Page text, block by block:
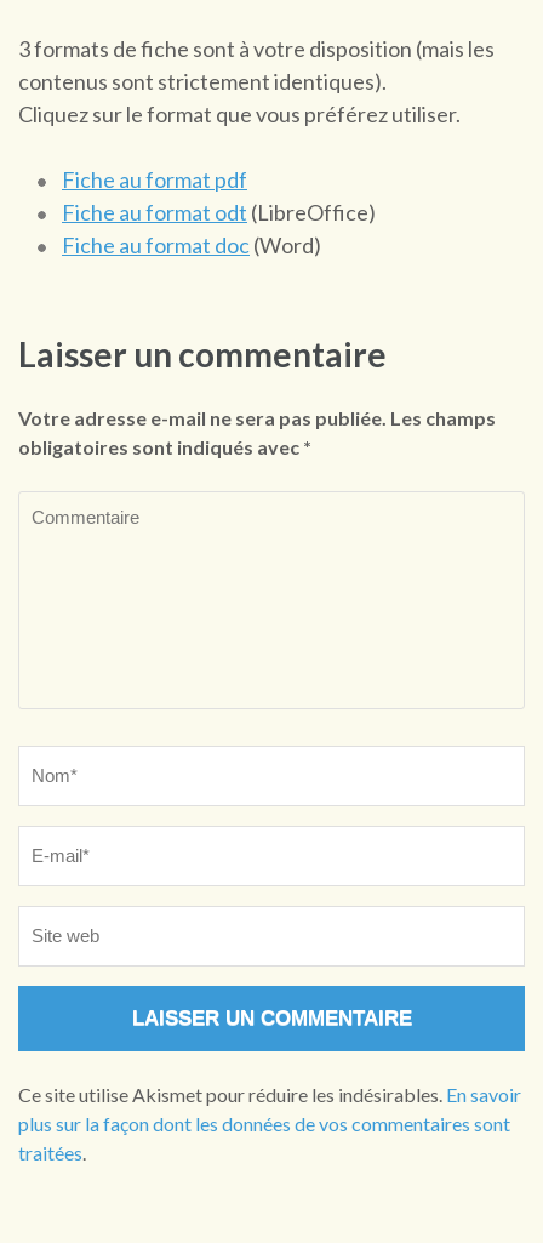
3 formats de fiche sont à votre disposition (mais les
contenus sont strictement identiques).
Cliquez sur le format que vous préférez utiliser.
Fiche au format pdf
Fiche au format odt (LibreOffice)
Fiche au format doc(Word)
Laisser un commentaire
Votre adresse e-mail ne sera pas publiée. Les champs
obligatoires sont indiqués avec *
Ce site utilise Akismet pour réduire les indésirables. En savoir
plus sur la façon dont les données de vos commentaires sont
traitées